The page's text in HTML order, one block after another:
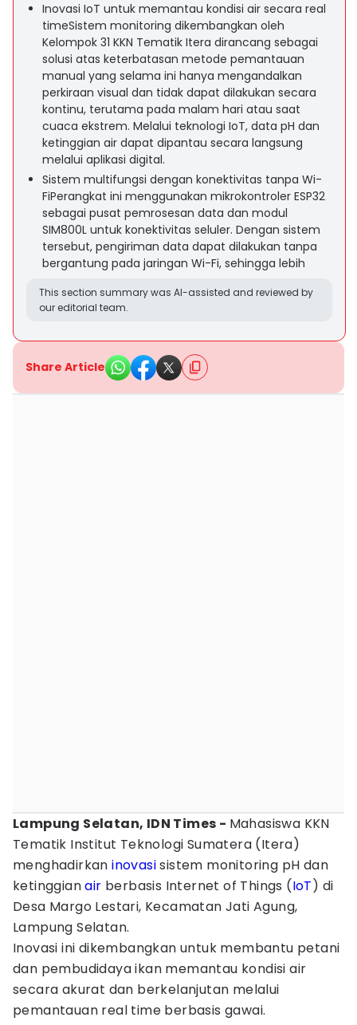
Inovasi IoT untuk memantau kondisi air secara real
timeSistem monitoring dikembangkan oleh
Kelompok 31 KKN Tematik Itera dirancang sebagai
solusi atas keterbatasan metode pemantauan
manual yang selama ini hanya mengandalkan
perkiraan visual dan tidak dapat dilakukan secara
kontinu, terutama pada malam hari atau saat
cuaca ekstrem. Melalui teknologi IoT, data pH dan
ketinggian air dapat dipantau secara langsung
melalui aplikasi digital.
Sistem multifungsi dengan konektivitas tanpa Wi-
FiPerangkat ini menggunakan mikrokontroler ESP32
sebagai pusat pemrosesan data dan modul
SIM800L untuk konektivitas seluler. Dengan sistem
tersebut, pengiriman data dapat dilakukan tanpa
bergantung pada jaringan Wi-Fi, sehingga lebih
This section summary was AI-assisted and reviewed by
our editorial team.
Share Article
Lampung Selatan, IDN Times - Mahasiswa KKN
Tematik Institut Teknologi Sumatera (Itera)
menghadirkaninovasisistem monitoring pH dan
ketinggianair berbasis Internet of Things (IoT) di
Desa Margo Lestari, Kecamatan Jati Agung,
Lampung Selatan.
Inovasi ini dikembangkan untuk membantu petani
dan pembudidaya ikan memantau kondisi air
secara akurat dan berkelanjutan melalui
pemantauan real time berbasis gawai.